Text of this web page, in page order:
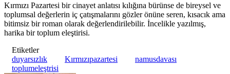
Kırmızı Pazartesi bir cinayet anlatısı kılığına bürünse de bireysel ve
toplumsal değerlerin iç çatışmalarını gözler önüne seren, kısacık ama
bitimsiz bir roman olarak değerlendirilebilir. İncelikle yazılmış,
harika bir toplum eleştirisi.
Etiketler
duyarsızlık
Kırmızıpazartesi
namusdavası
toplumeleştrisi